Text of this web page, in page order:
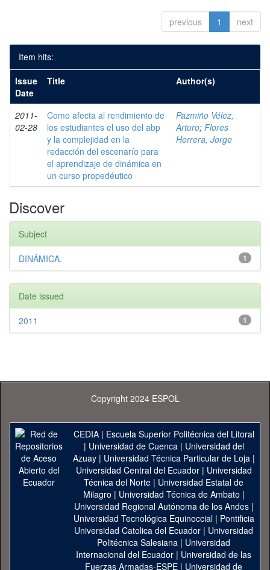
previous 1 next
Item hits:
Issue
Date
Title Author(s)
2011-
02-28
Como afecta al rendimiento de
los estudiantes el uso del abp
y la complejidad en la
redacción del escenarío para
el aprendizaje de dinámica en
un curso propedéutico
Pazmiño Vélez,
Arturo; Flores
Herrera, Jorge
Discover
Subject
1
DINÁMICA.
Date issued
1
2011
Copyright 2024 ESPOL
CEDIA| Escuela Superior Politécnica del Litoral
| Universidad de Cuenca| Universidad del
Azuay| Universidad Técnica Particular de Loja|
Universidad Central del Ecuador| Universidad
Técnica del Norte | Universidad Estatal de
Milagro | Universidad Técnica de Ambato |
Universidad Regional Autónoma de los Andes|
Universidad Tecnológica Equinoccial| Pontificia
Universidad Catolica del Ecuador | Universidad
Politécnica Salesiana | Universidad
Internacional del Ecuador | Universidad de las
Fuerzas Armadas-ESPE | Universidad de